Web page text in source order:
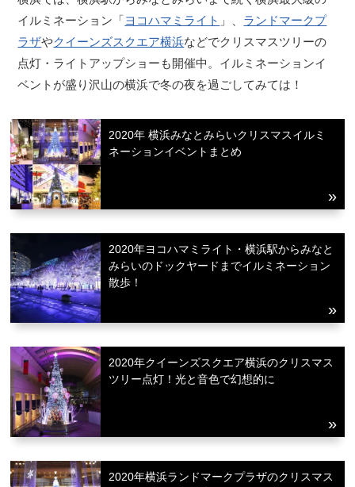
イルミネーション「ヨコハマミライト 」、 ランドマークプ
ラザやクイーンズスクエア横浜などでクリスマスツリーの
点灯・ライトアップショーも開催中。イルミネーションイ
ベントが盛り沢山の横浜で冬の夜を過ごしてみては！
2020年 横浜みなとみらいクリスマスイルミ
ネーションイベントまとめ
2020年ヨコハマミライト・横浜駅からみなと
みらいのドックヤードまでイルミネーション
散歩！
2020年クイーンズスクエア横浜のクリスマス
ツリー点灯！光と音色で幻想的に
2020年横浜ランドマークプラザのクリスマス